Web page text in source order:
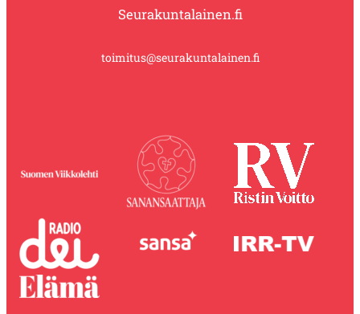
Seurakuntalainen.fi
toimitus@seurakuntalainen.fi